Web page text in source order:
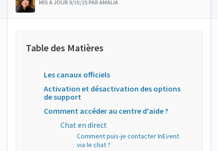
MIS À JOUR 8/10/25 PAR AMALIA
Les canaux officiels
Activation et désactivation des options
de support
Comment accéder au centre d'aide ?
Chat en direct
Comment puis-je contacter InEvent
via le chat ?